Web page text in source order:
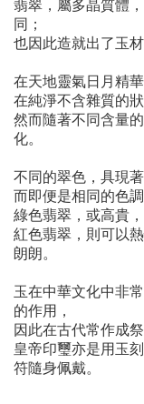
翡翠，屬多晶質體
同；
也因此造就出了玉
在天地靈氣日月精
在純淨不含雜質的
然而隨著不同含量
化。
不同的翠色，具現
而即便是相同的色
綠色翡翠，或高貴
紅色翡翠，則可以
朗朗。
玉在中華文化中非
的作用，
因此在古代常作成
皇帝印璽亦是用玉
符隨身佩戴。